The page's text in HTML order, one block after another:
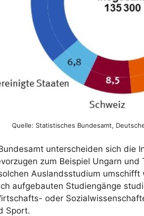
Quelle: Statistisches Bundesamt,
unterscheiden sich die
zum Beispiel Ungarn
Auslandsstudium
aufgebauten Studiengänge
oder
Sport.